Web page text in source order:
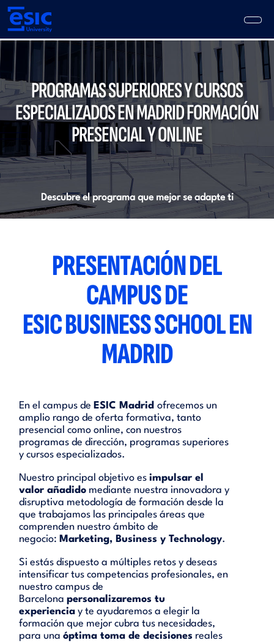
Pasar
contenido
principal
Main
navigation
PROGRAMAS SUPERIORES Y CURSOS
ESPECIALIZADOS EN MADRID FORMACIÓN
PRESENCIAL Y ONLINE
Descubre el programa que mejor se adapte ti
PRESENTACIÓN DEL
CAMPUS DE
ESIC BUSINESS SCHOOL EN
MADRID
En el campus de ESIC Madridofrecemos un
amplio rango de oferta formativa, tanto
presencial como online, con nuestros
programas de dirección, programas superiores
y cursos especializados.
Nuestro principal objetivo esimpulsar el
valor añadido mediante nuestra innovadora y
disruptiva metodología de formación desde la
que trabajamos las principales áreas que
comprenden nuestro ámbito de
negocio: Marketing, Business y Technology.
Si estás dispuesto a múltiples retos y deseas
intensificar tus competencias profesionales, en
nuestro campus de
Barcelonapersonalizaremos tu
experiencia y te ayudaremos a elegir la
formación que mejor cubra tus necesidades,
para unaóptima toma de decisiones reales